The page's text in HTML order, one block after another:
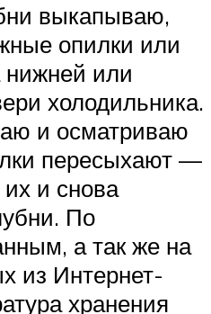
выкапываю,
опилки или
нижней или
холодильника.
и осматриваю
пересыхают —
и снова
По
а так же на
из Интернет-
хранения